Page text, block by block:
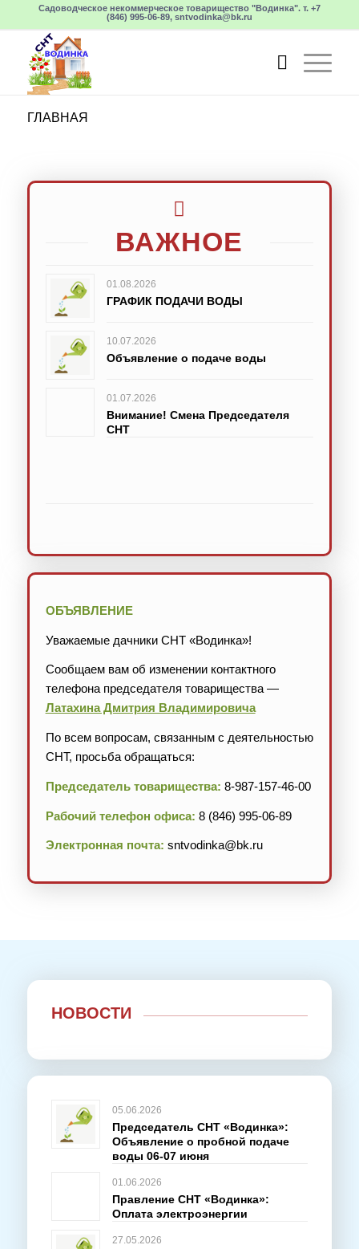
Садоводческое некоммерческое товарищество "Водинка". т. +7
(846) 995-06-89, sntvodinka@bk.ru
ГЛАВНАЯ
ВАЖНОЕ
01.08.2026
ГРАФИК ПОДАЧИ ВОДЫ
10.07.2026
Объявление о подаче воды
01.07.2026
Внимание! Смена Председателя
СНТ
ОБЪЯВЛЕНИЕ
Уважаемые дачники СНТ «Водинка»!
Сообщаем вам об изменении контактного
телефона председателя товарищества —
Латахина Дмитрия Владимировича
По всем вопросам, связанным с деятельностью
СНТ, просьба обращаться:
Председатель товарищества: 8-987-157-46-00
Рабочий телефон офиса: 8 (846) 995-06-89
Электронная почта: sntvodinka@bk.ru
НОВОСТИ
05.06.2026
Председатель СНТ «Водинка»:
Объявление о пробной подаче
воды 06-07 июня
01.06.2026
Правление СНТ «Водинка»:
Оплата электроэнергии
27.05.2026